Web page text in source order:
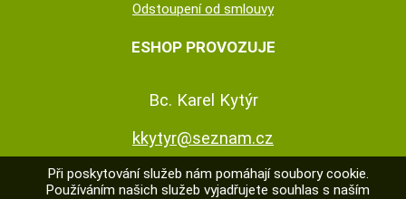
Odstoupení od smlouvy
ESHOP PROVOZUJE
Bc. Karel Kytýr
kkytyr@seznam.cz
Při poskytování služeb nám pomáhají soubory cookie.
Používáním našich služeb vyjadřujete souhlas s naším